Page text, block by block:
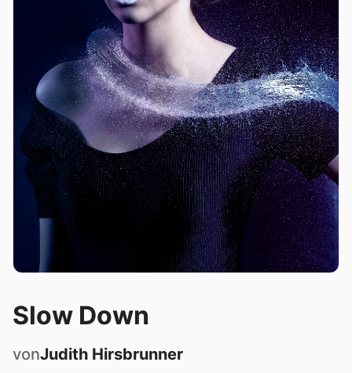
Slow Down
vonJudith Hirsbrunner